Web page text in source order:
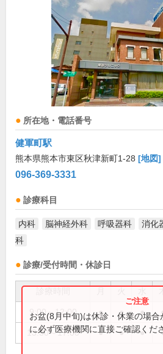
所在地・電話番号
健軍町駅
熊本県熊本市東区秋津新町1-28 [地図]
096-369-3331
診療科目
内科 脳神経外科 呼吸器科 消化
科
診療/受付時間・休診日
9:00～12:00 ● ● ● ●
13:30～17:00 ● ● ●
お盆(8月中旬)は休診・休業の場
に必ず医療機関に直接ご確認くだ